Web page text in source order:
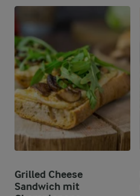
Grilled Cheese
Sandwich mit